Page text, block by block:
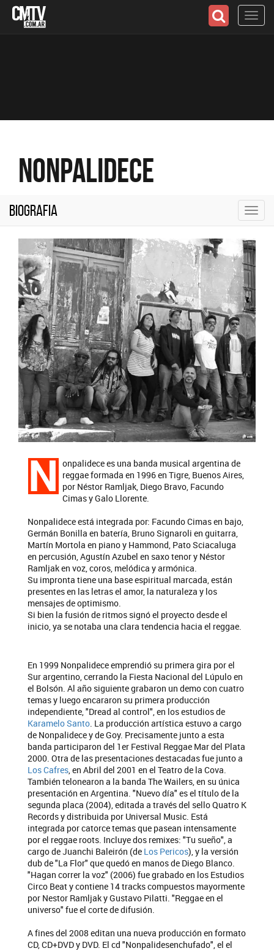
Nonpalidece
Biografia
N onpalidece es una banda musical argentina de
reggae formada en 1996 en Tigre, Buenos Aires,
por Néstor Ramljak, Diego Bravo, Facundo
Cimas y Galo Llorente.​​
Nonpalidece está integrada por: Facundo Cimas en bajo,
Germán Bonilla en batería, Bruno Signaroli en guitarra,
Martín Mortola en piano y Hammond, Pato Sciacaluga
en percusión, Agustín Azubel en saxo tenor y Néstor
Ramljak en voz, coros, melódica y armónica.
Su impronta tiene una base espiritual marcada, están
presentes en las letras el amor, la naturaleza y los
mensajes de optimismo.​
Si bien la fusión de ritmos signó el proyecto desde el
inicio, ya se notaba una clara tendencia hacia el reggae.
En 1999 Nonpalidece emprendió su primera gira por el
Sur argentino, cerrando la Fiesta Nacional del Lúpulo en
el Bolsón. Al año siguiente grabaron un demo con cuatro
temas y luego encararon su primera producción
independiente, "Dread al control", en los estudios de
Karamelo Santo. La producción artística estuvo a cargo
de Nonpalidece y de Goy. Precisamente junto a esta
banda participaron del 1er Festival Reggae Mar del Plata
2000. Otra de las presentaciones destacadas fue junto a
Los Cafres, en Abril del 2001 en el Teatro de la Cova.
También telonearon a la banda The Wailers, en su única
presentación en Argentina. "Nuevo día" es el título de la
segunda placa (2004), editada a través del sello Quatro K
Records y distribuida por Universal Music. Está
integrada por catorce temas que pasean intensamente
por el reggae roots. Incluye dos remixes: "Tu sueño", a
cargo de Juanchi Baleirón (de Los Pericos), y la versión
dub de "La Flor" que quedó en manos de Diego Blanco.
"Hagan correr la voz" (2006) fue grabado en los Estudios
Circo Beat y contiene 14 tracks compuestos mayormente
por Nestor Ramljak y Gustavo Pilatti. "Reggae en el
universo" fue el corte de difusión.
A fines del 2008 editan una nueva producción en formato
CD, CD+DVD y DVD. El cd "Nonpalidesenchufado", el el